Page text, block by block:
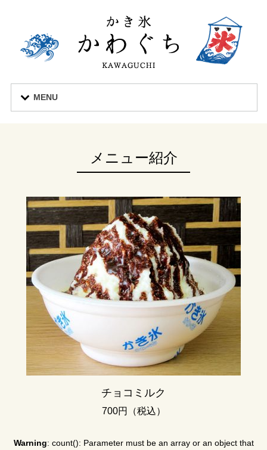
MENU
メニュー紹介
チョコミルク
700円（税込）
Warning: count(): Parameter must be an array or an object that